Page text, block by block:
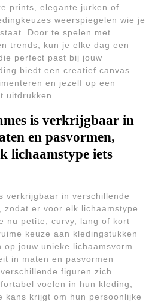
prints, elegante jurken of
weerspiegelen wie je
Door te spelen met
trends, kun je elke dag een
perfect past bij jouw
biedt een creatief canvas
en jezelf op een
uitdrukken.
is verkrijgbaar in
en pasvormen,
lichaamstype iets
verkrijgbaar in verschillende
zodat er voor elk lichaamstype
nu petite, curvy, lang of kort
keuze aan kledingstukken
jouw unieke lichaamsvorm.
in maten en pasvormen
figuren zich
voelen in hun kleding,
kans krijgt om hun persoonlijke